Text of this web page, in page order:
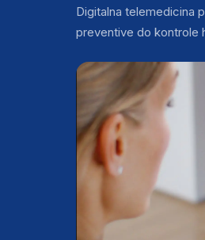
Digitalna telemedicina
preventive do kontrole